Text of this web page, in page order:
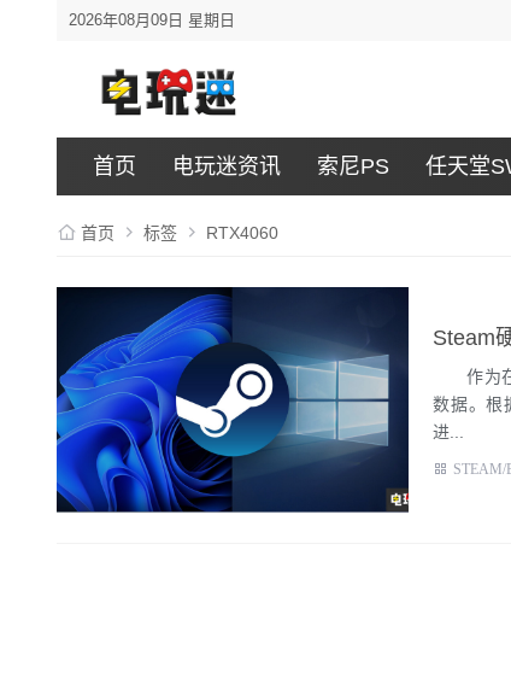
2026年08月09日 星期日
首页 电玩迷资讯 索尼PS 任天堂
首页 标签 RTX4060
Steam
作为在
数据。根
进...
STEAM/